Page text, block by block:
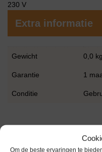
Om de beste ervaringen te
230 V
Extra informatie
Gewicht 0,0 kg
Garantie 1
Conditie